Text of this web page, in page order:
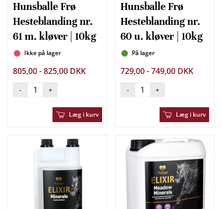
Hunsballe Frø
Hesteblanding nr.
61 m. kløver | 10kg
Ikke på lager
805,00 - 825,00 DKK
- +
Læg i kurv
Hunsballe Frø
Hesteblanding nr.
60 u. kløver | 10kg
På lager
729,00 - 749,00 DKK
- +
Læg i kurv